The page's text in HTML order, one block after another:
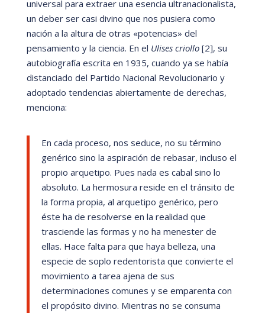
universal para extraer una esencia ultranacionalista,
un deber ser casi divino que nos pusiera como
nación a la altura de otras «potencias» del
pensamiento y la ciencia. En el Ulises criollo [2], su
autobiografía escrita en 1935, cuando ya se había
distanciado del Partido Nacional Revolucionario y
adoptado tendencias abiertamente de derechas,
menciona:
En cada proceso, nos seduce, no su término
genérico sino la aspiración de rebasar, incluso el
propio arquetipo. Pues nada es cabal sino lo
absoluto. La hermosura reside en el tránsito de
la forma propia, al arquetipo genérico, pero
éste ha de resolverse en la realidad que
trasciende las formas y no ha menester de
ellas. Hace falta para que haya belleza, una
especie de soplo redentorista que convierte el
movimiento a tarea ajena de sus
determinaciones comunes y se emparenta con
el propósito divino. Mientras no se consuma